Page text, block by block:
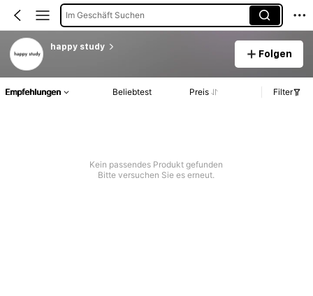
Im Geschäft Suchen
happy study
Folgen
Empfehlungen Beliebtest Preis Filter
Kein passendes Produkt gefunden
Bitte versuchen Sie es erneut.